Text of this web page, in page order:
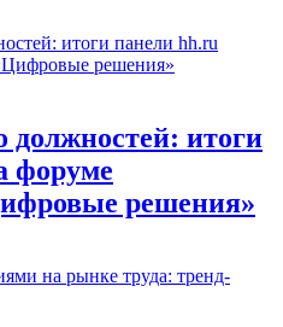
итоги
форуме
решения»